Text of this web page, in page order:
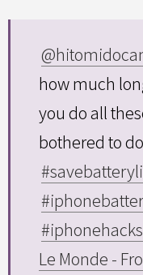
how much
you do all
bothered to
#iphonehacks
Le Monde -